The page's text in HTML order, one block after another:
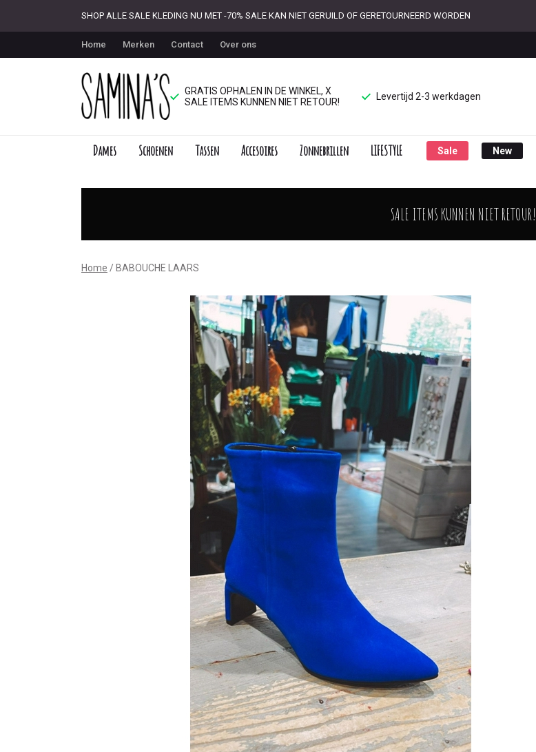
SHOP ALLE SALE KLEDING NU MET -70% SALE KAN NIET GERUILD OF GERETOURNEERD WORDEN
Home Merken Contact Over ons
GRATIS OPHALEN IN DE WINKEL, X
SALE ITEMS KUNNEN NIET RETOUR!
Levertijd 2-3 werkdagen
Dames Schoenen Tassen Accesoires Zonnebrillen LIFESTYLE Sale New
BABOUCHE
SALE ITEMS KUNNEN NIET RETOUR!
Home BABOUCHE LAARS